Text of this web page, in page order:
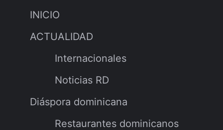
INICIO
ACTUALIDAD
Internacionales
Noticias RD
Diáspora dominicana
Restaurantes dominicanos